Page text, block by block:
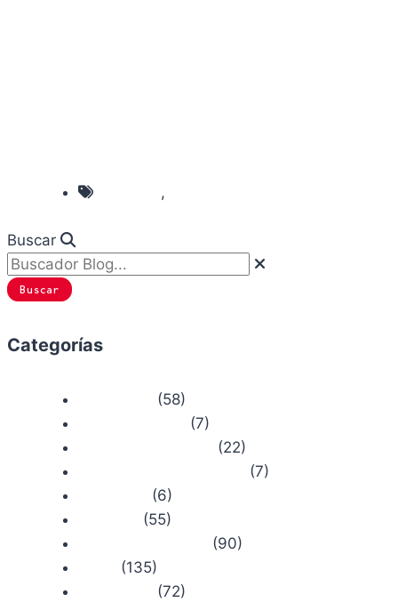
,
Buscar
Buscar
Categorías
(58)
(7)
(22)
(7)
(6)
(55)
(90)
(135)
(72)